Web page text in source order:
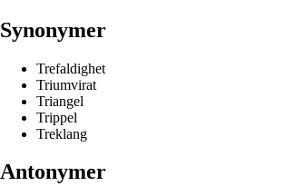
Synonymer
Trefaldighet
Triumvirat
Triangel
Trippel
Treklang
Antonymer